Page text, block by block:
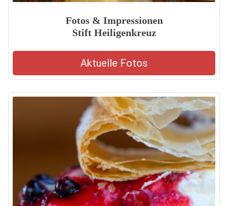
Fotos & Impressionen
Stift Heiligenkreuz
Aktuelle Fotos